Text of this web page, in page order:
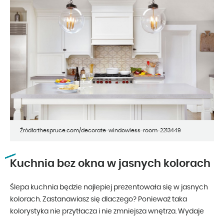
Źródło:thespruce.com/decorate-windowless-room-2213449
Kuchnia bez okna w jasnych kolorach
Ślepa kuchnia będzie najlepiej prezentowała się w jasnych
kolorach. Zastanawiasz się dlaczego? Ponieważ taka
kolorystyka nie przytłacza i nie zmniejsza wnętrza. Wydaje